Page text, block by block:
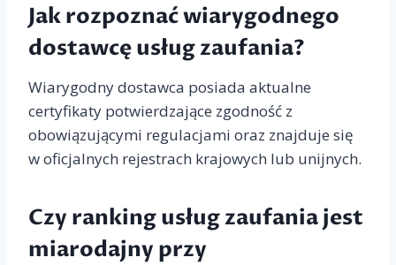
Jak rozpoznać wiarygodnego
dostawcę usług zaufania?
Wiarygodny dostawca posiada aktualne
certyfikaty potwierdzające zgodność z
obowiązującymi regulacjami oraz znajduje się
w oficjalnych rejestrach krajowych lub unijnych.
Czy ranking usług zaufania jest
miarodajny przy